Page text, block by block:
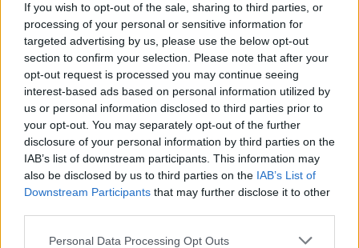
If you wish to opt-out of the sale, sharing to third parties, or
processing of your personal or sensitive information for
targeted advertising by us, please use the below opt-out
section to confirm your selection. Please note that after your
opt-out request is processed you may continue seeing
interest-based ads based on personal information utilized by
us or personal information disclosed to third parties prior to
your opt-out. You may separately opt-out of the further
disclosure of your personal information by third parties on the
IAB’s list of downstream participants. This information may
also be disclosed by us to third parties on the IAB’s List of
Downstream Participants that may further disclose it to other
Please note that this website/app uses one or more Google
Personal Data Processing Opt Outs
ΟΠαύλος Πολάκης εξήγγειλε την πρώτη του
συγκέντρωση ως υποψήφιος πρόεδρος του
ΣΥΡΙΖΑ, η οποία φυσικά θα γίνει σταΧανιά.
ΔΙΑΒΑΣΤΕ ΕΠΙΣΗΣ
Πολιτική |13.09.2024 10:46
«Η μετριοφροσύνη είναι για τους
μέτριους»: Τι απάντησε ο Πολάκης
για το αν είναι έτοιμος να γίνει
πρωθυπουργός